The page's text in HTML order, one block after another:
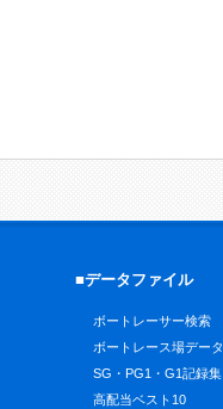
■データファイル
ボートレーサー検索
ボートレース場データ
SG・PG1・G1記録集
高配当ベスト10